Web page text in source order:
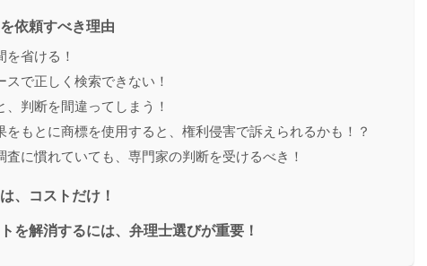
依頼すべき理由
省ける！
で正しく検索できない！
判断を間違ってしまう！
もとに商標を使用すると、権利侵害で訴えられるかも！？
に慣れていても、専門家の判断を受けるべき！
、コストだけ！
を解消するには、弁理士選びが重要！